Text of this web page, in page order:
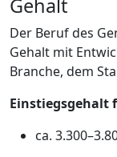
Gehalt
Der Beruf des
Gehalt mit
Branche, dem
Einstiegsgehalt
ca.